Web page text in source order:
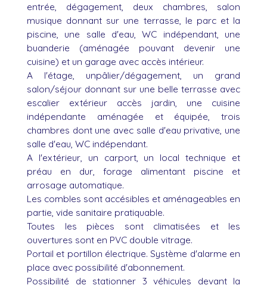
entrée, dégagement, deux chambres, salon
musique donnant sur une terrasse, le parc et la
piscine, une salle d'eau, WC indépendant, une
buanderie (aménagée pouvant devenir une
cuisine) et un garage avec accès intérieur.
A l'étage, unpâlier/dégagement, un grand
salon/séjour donnant sur une belle terrasse avec
escalier extérieur accès jardin, une cuisine
indépendante aménagée et équipée, trois
chambres dont une avec salle d'eau privative, une
salle d'eau, WC indépendant.
A l'extérieur, un carport, un local technique et
préau en dur, forage alimentant piscine et
arrosage automatique.
Les combles sont accésibles et aménageables en
partie, vide sanitaire pratiquable.
Toutes les pièces sont climatisées et les
ouvertures sont en PVC double vitrage.
Portail et portillon électrique. Système d'alarme en
place avec possibilité d'abonnement.
Possibilité de stationner 3 véhicules devant la